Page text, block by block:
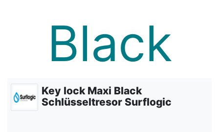
Key lock Maxi Black
Schlüsseltresor Surflogic